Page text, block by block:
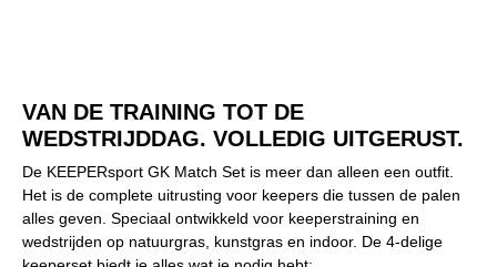
VAN DE TRAINING TOT DE
WEDSTRIJDDAG. VOLLEDIG UITGERUST.
De KEEPERsport GK Match Set is meer dan alleen een outfit.
Het is de complete uitrusting voor keepers die tussen de palen
alles geven. Speciaal ontwikkeld voor keeperstraining en
wedstrijden op natuurgras, kunstgras en indoor. De 4-delige